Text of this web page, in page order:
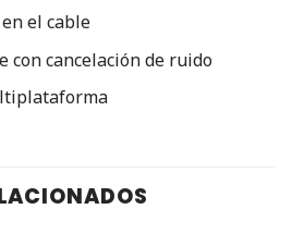
el cable
con cancelación de ruido